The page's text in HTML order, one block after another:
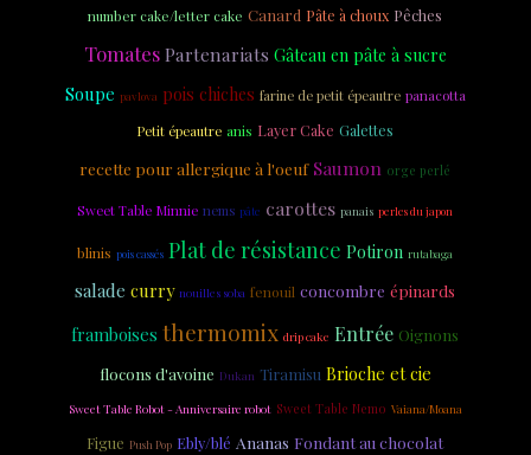
number cake/letter cake Canard Pâte à choux Pêches
TomatesPartenariats Gâteau en pâte à sucre
Soupe pavlova pois chiches farine de petit épeautre panacotta
Petit épeautre anis Layer Cake Galettes
recette pour allergique à l'oeuf Saumon orge perlé
Sweet Table Minnie nems pâte carottes panais perles du japon
blinis pois cassés Plat de résistance Potiron rutabaga
salade curry nouilles soba fenouil concombre épinards
framboises thermomix drip cake Entrée Oignons
flocons d'avoine Dukan Tiramisu Brioche et cie
Sweet Table Robot - Anniversaire robot Sweet Table Nemo Vaiana/Moana
Figue Push Pop Ebly/blé Ananas Fondant au chocolat